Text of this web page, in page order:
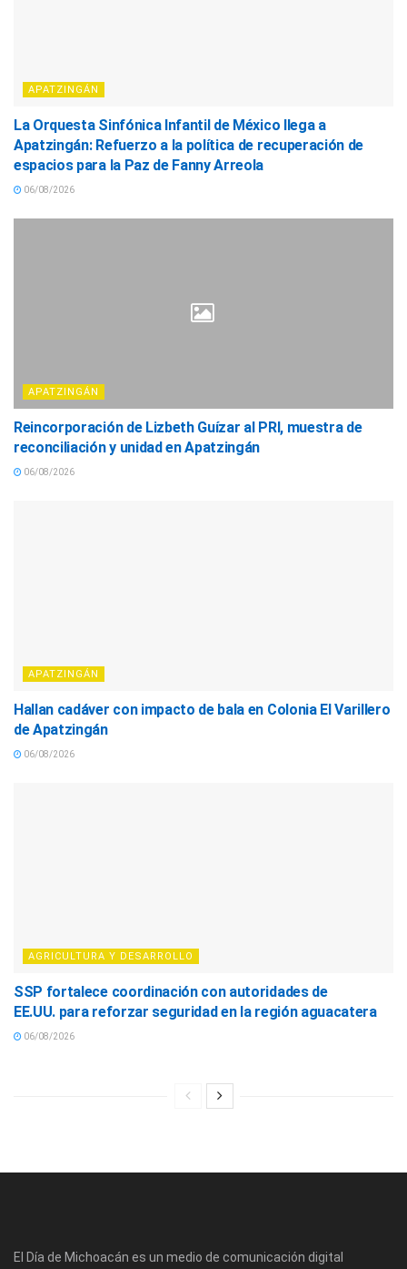
APATZINGÁN
La Orquesta Sinfónica Infantil de México llega a
Apatzingán: Refuerzo a la política de recuperación de
espacios para la Paz de Fanny Arreola
06/08/2026
APATZINGÁN
Reincorporación de Lizbeth Guízar al PRI, muestra de
reconciliación y unidad en Apatzingán
06/08/2026
APATZINGÁN
Hallan cadáver con impacto de bala en Colonia El Varillero
de Apatzingán
06/08/2026
AGRICULTURA Y DESARROLLO
SSP fortalece coordinación con autoridades de
EE.UU. para reforzar seguridad en la región aguacatera
06/08/2026
El Día de Michoacán es un medio de comunicación digital